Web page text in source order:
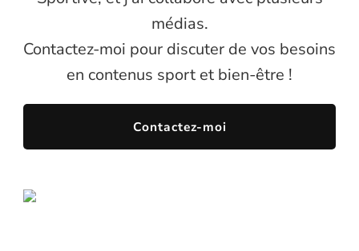
médias.
Contactez-moi pour discuter de vos besoins
en contenus sport et bien-être !
Contactez-moi